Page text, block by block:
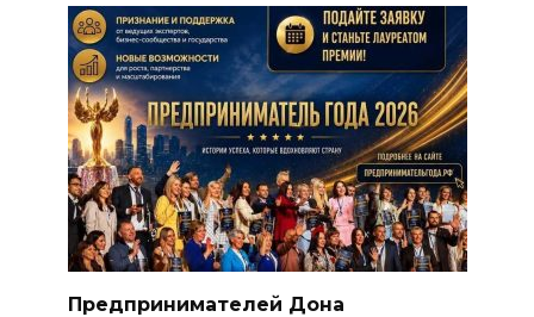
Предпринимателей Дона